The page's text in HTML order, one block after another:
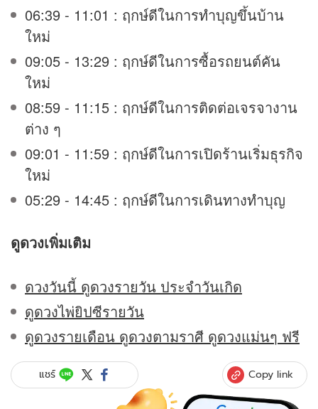
06:39 - 11:01 : ฤกษ์ดีในการทำบุญขึ้นบ้าน
ใหม่
09:05 - 13:29 : ฤกษ์ดีในการซื้อรถยนต์คัน
ใหม่
08:59 - 11:15 : ฤกษ์ดีในการติดต่อเจรจางาน
ต่าง ๆ
09:01 - 11:59 : ฤกษ์ดีในการเปิดร้านเริ่มธุรกิจ
ใหม่
05:29 - 14:45 : ฤกษ์ดีในการเดินทางทำบุญ
ดูดวงเพิ่มเติม
ดวงวันนี้ ดูดวงรายวัน ประจำวันเกิด
ดูดวงไพ่ยิปซีรายวัน
ดูดวงรายเดือน ดูดวงตามราศี ดูดวงแม่นๆ ฟรี
แชร์ Copy link